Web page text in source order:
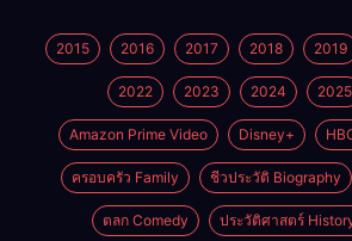
2015 2016 2017 2018 2019
2022 2023 2024 2025
Amazon Prime Video Disney+
ครอบครัว Family ชีวประวัติ Biography
ตลก Comedy ประวัติศาสตร์